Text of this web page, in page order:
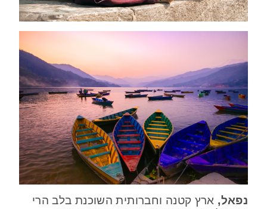
נפאל, ארץ קטנה וחברותית השוכנת בלב הרי